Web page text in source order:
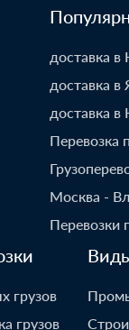
доставка в
доставка в
доставка в
Перевозка
Москва -
Перевозки
грузов
грузов